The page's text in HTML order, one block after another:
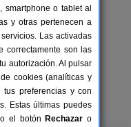
4-11+2 pers.
desde30 €
o tablet al
y otras pertenecen a
Las activadas
correctamente son las
autorización. Al pulsar
cookies (analíticas y
tus preferencias y con
Estas últimas puedes
el botón Rechazar o